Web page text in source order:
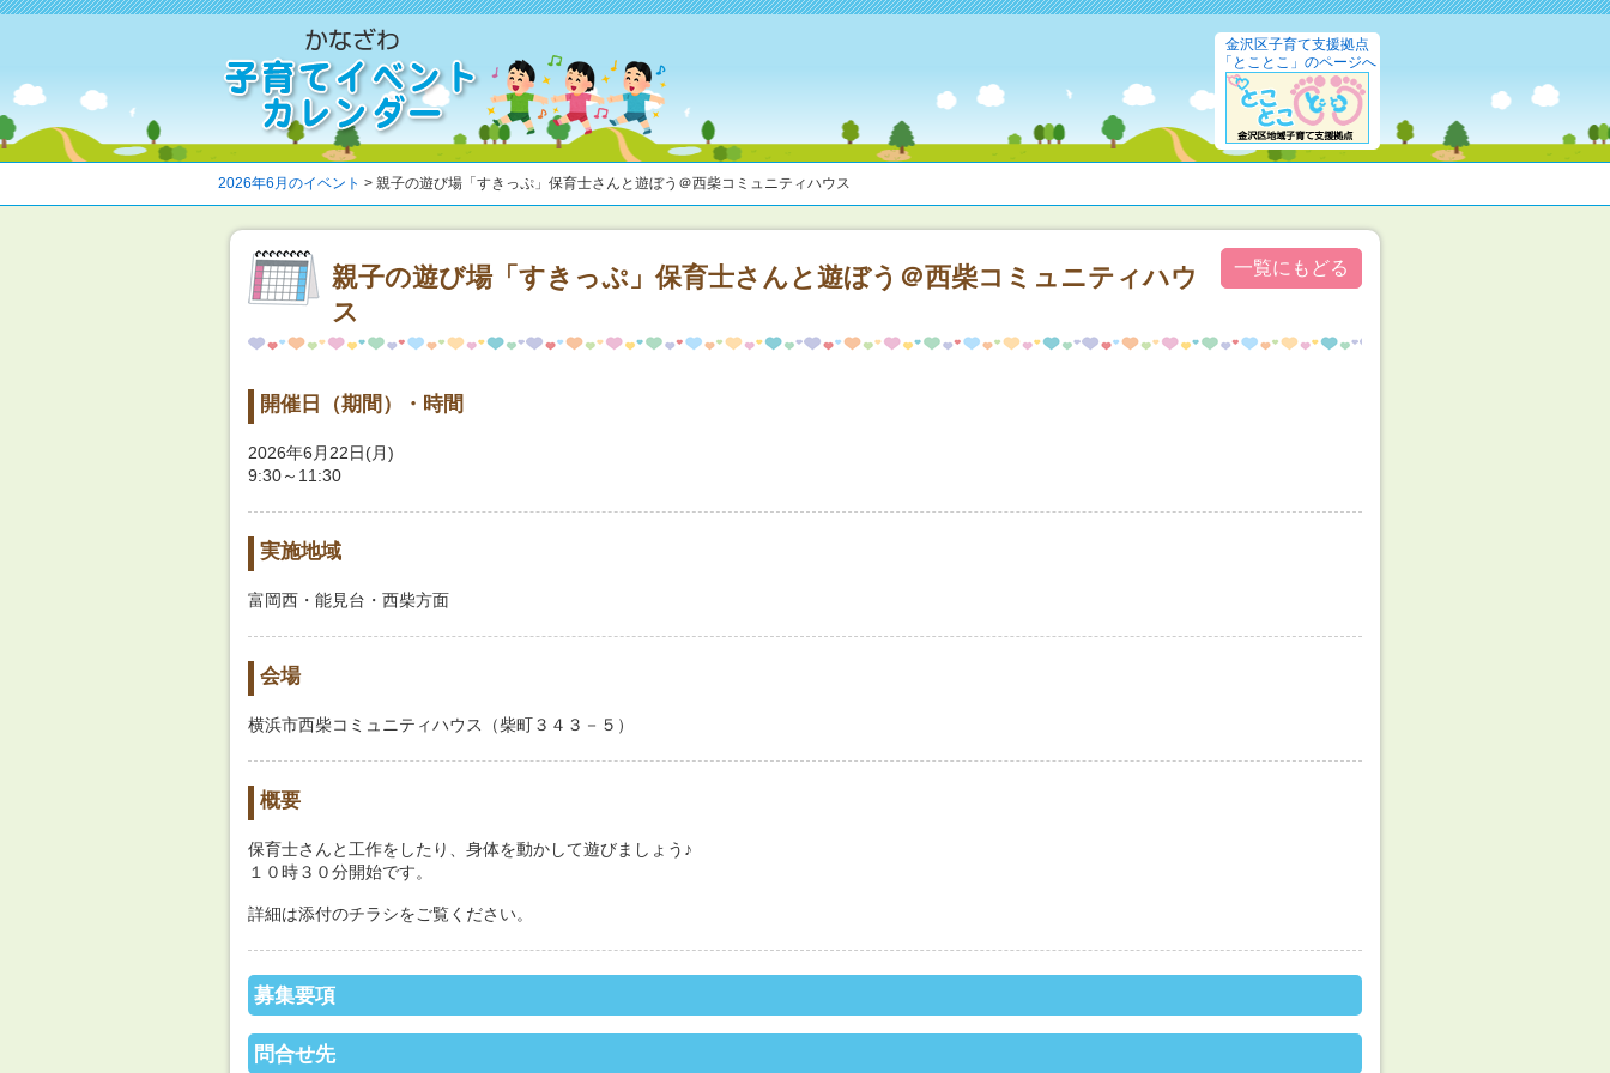
金沢区子育て支援拠点
「とことこ」のページへ
2026年6月のイベント > 親子の遊び場「すきっぷ」保育士さんと遊ぼう＠西柴コミュニティハウス
親子の遊び場「すきっぷ」保育士さんと遊ぼう＠西柴コミュニティハウ
ス
一覧にもどる
開催日（期間）・時間
2026年6月22日(月)
9:30～11:30
実施地域
富岡西・能見台・西柴方面
会場
横浜市西柴コミュニティハウス（柴町３４３－５）
概要
保育士さんと工作をしたり、身体を動かして遊びましょう♪
１０時３０分開始です。
詳細は添付のチラシをご覧ください。
募集要項
問合せ先